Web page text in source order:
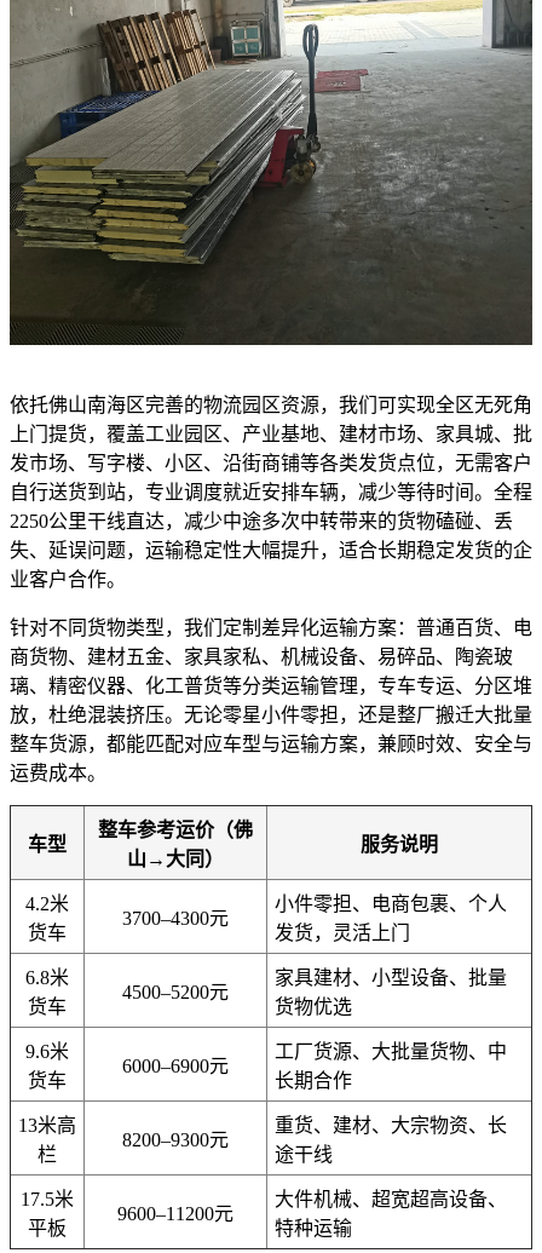
依托佛山南海区完善的物流园区资源，我们可实现全区无死角
上门提货，覆盖工业园区、产业基地、建材市场、家具城、批
发市场、写字楼、小区、沿街商铺等各类发货点位，无需客户
自行送货到站，专业调度就近安排车辆，减少等待时间。全程
2250公里干线直达，减少中途多次中转带来的货物磕碰、丢
失、延误问题，运输稳定性大幅提升，适合长期稳定发货的企
业客户合作。
针对不同货物类型，我们定制差异化运输方案：普通百货、电
商货物、建材五金、家具家私、机械设备、易碎品、陶瓷玻
璃、精密仪器、化工普货等分类运输管理，专车专运、分区堆
放，杜绝混装挤压。无论零星小件零担，还是整厂搬迁大批量
整车货源，都能匹配对应车型与运输方案，兼顾时效、安全与
运费成本。
车型
整车参考运价（佛
山→大同）
服务说明
4.2米
货车
3700–4300元
小件零担、电商包裹、个人
发货，灵活上门
6.8米
货车
4500–5200元
家具建材、小型设备、批量
货物优选
9.6米
货车
6000–6900元
工厂货源、大批量货物、中
长期合作
13米高
栏
8200–9300元
重货、建材、大宗物资、长
途干线
17.5米
平板
9600–11200元
大件机械、超宽超高设备、
特种运输